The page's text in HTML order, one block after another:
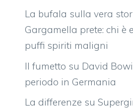
La bufala sulla vera
Gargamella prete: chi è
puffi spiriti maligni
Il fumetto su David
periodo in Germania
La differenze su